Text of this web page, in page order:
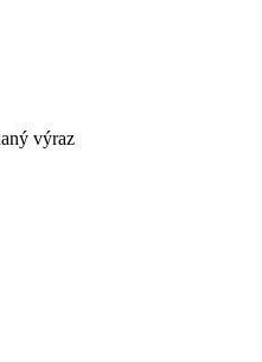
výraz